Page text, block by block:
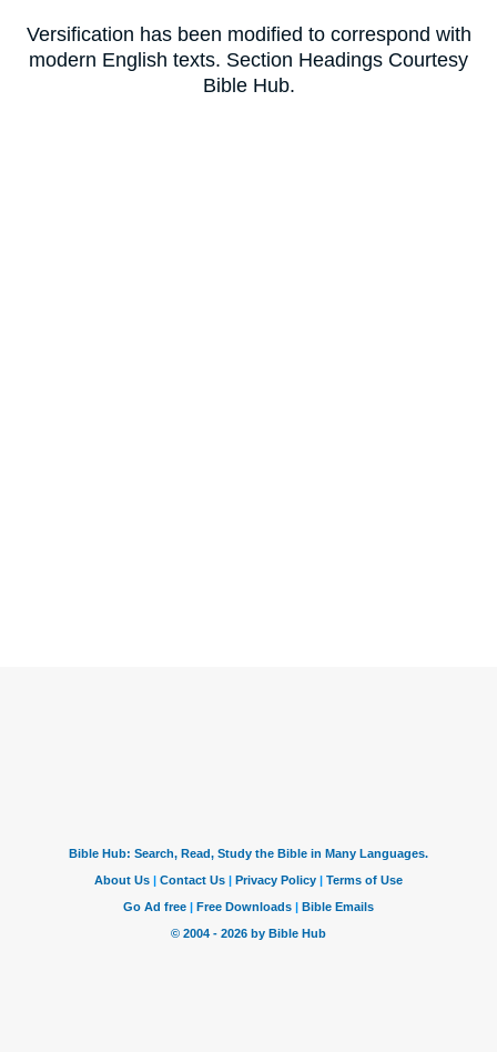
Versification has been modified to correspond with
modern English texts. Section Headings Courtesy
Bible Hub.